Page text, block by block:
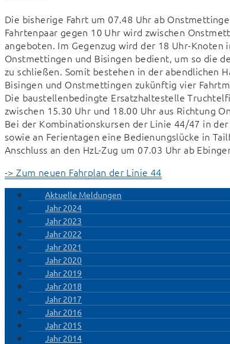
Die bisherige Fahrt um 07.48 Uhr ab
Fahrtenpaar gegen 10 Uhr wird zwischen
angeboten. Im Gegenzug wird der 18 Uhr-Knoten
Onstmettingen und Bisingen bedient, um so die
zu schließen. Somit bestehen in der abendlichen
Bisingen und Onstmettingen zukünftig vier
Die baustellenbedingte Ersatzhaltestelle
zwischen 15.30 Uhr und 18.00 Uhr aus Richtung
Bei der Kombinationskursen der Linie 44/47 in
sowie an Ferientagen eine Bedienungslücke in
Anschluss an den HzL-Zug um 07.03 Uhr ab
-> Zum neuen Fahrplan der Linie 44
Aktuelle Meldungen
Jahr 2024
Jahr 2023
Jahr 2022
Jahr 2021
Jahr 2020
Jahr 2019
Jahr 2018
Jahr 2017
Jahr 2016
Jahr 2015
Jahr 2014